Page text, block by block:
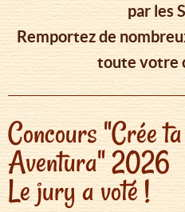
par les
Remportez de
toute votre
Concours "Crée
Aventura" 2026
Le jury a voté !